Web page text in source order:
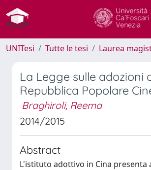
UNITesi Tutte le tesi Laurea
La Legge sulle adozioni
Repubblica Popolare
Braghiroli, Reema
2014/2015
Abstract
L'istituto adottivo in Cina presenta